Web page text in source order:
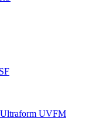
Ultraform UVFM